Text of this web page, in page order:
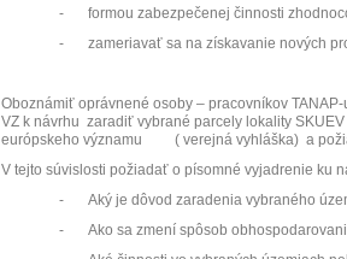
-
formou zabezpečenej činnosti
-
zameriavať sa na získavanie nových
Oboznámiť oprávnené osoby – pracovníkov
VZ k návrhu zaradiť vybrané parcely lokality
európskeho významu
( verejná vyhláška) a
V tejto súvislosti požiadať o písomné vyjadrenie ku
-
Aký je dôvod zaradenia vybraného
-
Ako sa zmení spôsob